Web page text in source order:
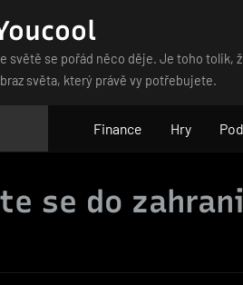
světě se pořád něco děje. Je toho tolik,
světa, který právě vy potřebujete.
Finance Hry
se do